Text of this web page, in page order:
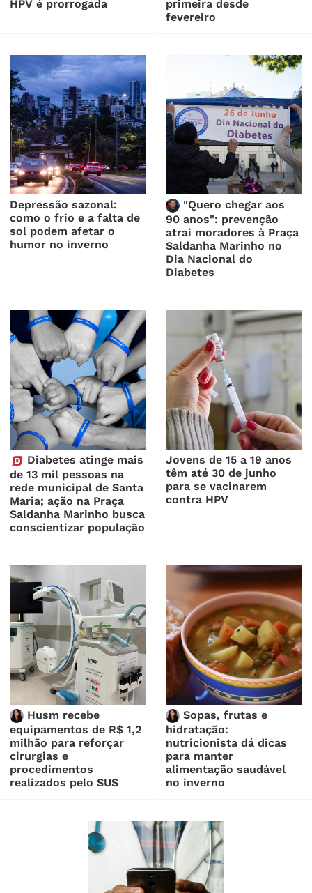
HPV é prorrogada
primeira desde
fevereiro
Depressão sazonal:
como o frio e a falta de
sol podem afetar o
humor no inverno
"Quero chegar aos
90 anos": prevenção
atrai moradores à Praça
Saldanha Marinho no
Dia Nacional do
Diabetes
Diabetes atinge mais
de 13 mil pessoas na
rede municipal de Santa
Maria; ação na Praça
Saldanha Marinho busca
conscientizar população
Jovens de 15 a 19 anos
têm até 30 de junho
para se vacinarem
contra HPV
Husm recebe
equipamentos de R$ 1,2
milhão para reforçar
cirurgias e
procedimentos
realizados pelo SUS
Sopas, frutas e
hidratação:
nutricionista dá dicas
para manter
alimentação saudável
no inverno